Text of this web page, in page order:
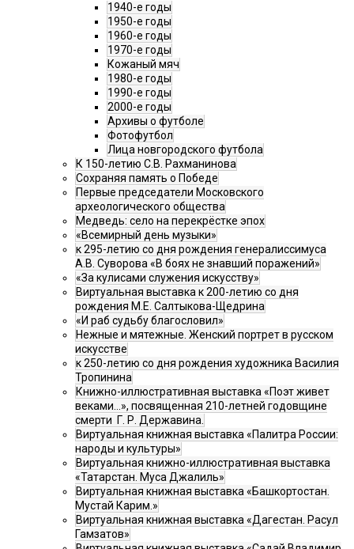
1940-е годы
1950-е годы
1960-е годы
1970-е годы
Кожаный мяч
1980-е годы
1990-е годы
2000-е годы
Архивы о футболе
Фотофутбол
Лица новгородского футбола
К 150-летию С.В. Рахманинова
Сохраняя память о Победе
Первые председатели Московского
археологического общества
Медведь: село на перекрёстке эпох
«Всемирный день музыки»
к 295-летию со дня рождения генералиссимуса
А.В. Суворова «В боях не знавший поражений»
«За кулисами служения искусству»
Виртуальная выставка к 200-летию со дня
рождения М.Е. Салтыкова-Щедрина
«И раб судьбу благословил»
Нежные и мятежные. Женский портрет в русском
искусстве
к 250-летию со дня рождения художника Василия
Тропинина
Книжно-иллюстративная выставка «Поэт живет
веками…», посвященная 210-летней годовщине
смерти Г. Р. Державина.
Виртуальная книжная выставка «Палитра России:
народы и культуры»
Виртуальная книжно-иллюстративная выставка
«Татарстан. Муса Джалиль»
Виртуальная книжная выставка «Башкортостан.
Мустай Карим.»
Виртуальная книжная выставка «Дагестан. Расул
Гамзатов»